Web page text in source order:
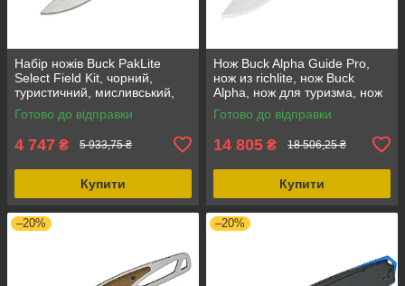
Набір ножів Buck PakLite
Select Field Kit, чорний,
туристичний, мисливський,
рибальський, з чохлом,
420HC
Готово до відправки
4 747 ₴ 5 933,75 ₴
Купити
Нож Buck Alpha Guide Pro,
нож из richlite, нож Buck
Alpha, нож для туризма, нож
для рыбалки, з нержавіючої
сталі
Готово до відправки
14 805 ₴ 18 506,25 ₴
Купити
–20% –20%